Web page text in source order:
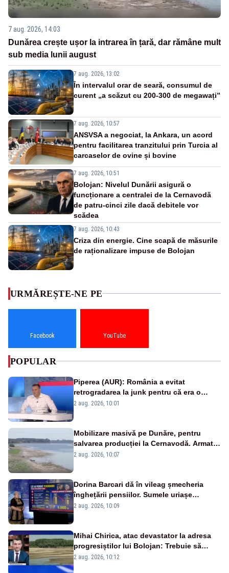
7 aug. 2026, 14:03
Dunărea crește ușor la intrarea în țară, dar rămâne mult
sub media lunii august
7 aug. 2026, 13:02
În intervalul orar de seară, consumul de
curent „a scăzut cu 200-300 de megawați”
7 aug. 2026, 10:57
ANSVSA a negociat, la Ankara, un acord
pentru facilitarea tranzitului prin Turcia al
carcaselor de ovine și bovine
7 aug. 2026, 10:51
Bolojan: Nivelul Dunării asigură o
funcționare a centralei de la Cernavodă
de patru-cinci zile dacă debitele vor
scădea
7 aug. 2026, 10:43
Criza din energie. Cine scapă de măsurile
de raționalizare impuse de Bolojan
URMĂREȘTE-NE PE
Facebook YouTube
POPULAR
Piperea (AUR): România a evitat
retrogradarea la junk pentru că era o
catastrofă pentru bănci și fondurile de
2 aug. 2026, 10:01
Mobilizare masivă pe Dunăre, pentru
salvarea producției la Cernavodă. Armata
va detona o stâncă și va devia apa
2 aug. 2026, 10:07
Dorina Barcari dă în vileag șmecheria
înghețării pensiilor. Sumele uriașe
pierdute de fiecare român
2 aug. 2026, 10:09
Mihai Chirica, atac devastator la adresa
progresiștilor lui Bolojan: Trebuie să
protejăm și natura, dar nu șținem omaneii
2 aug. 2026, 10:12